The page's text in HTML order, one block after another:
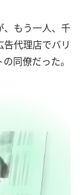
、もう一人、千
代理店でバリ
同僚だった。